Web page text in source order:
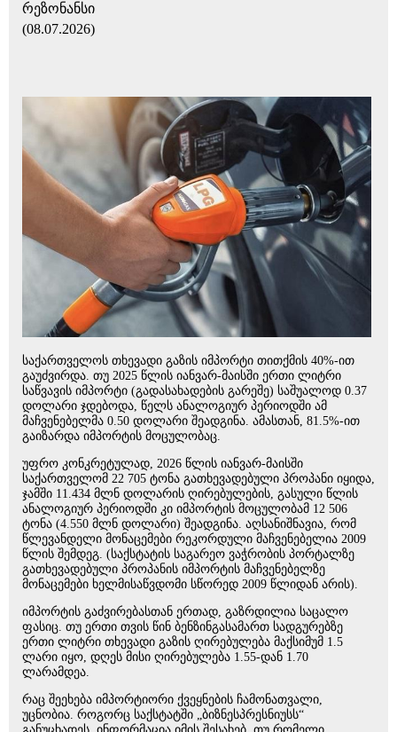
რეზონანსი
(08.07.2026)
საქართველოს თხევადი გაზის იმპორტი თითქმის 40%-ით
გაუძვირდა. თუ 2025 წლის იანვარ-მაისში ერთი ლიტრი
საწვავის იმპორტი (გადასახადების გარეშე) საშუალოდ 0.37
დოლარი ჯდებოდა, წელს ანალოგიურ პერიოდში ამ
მაჩვენებელმა 0.50 დოლარი შეადგინა. ამასთან, 81.5%-ით
გაიზარდა იმპორტის მოცულობაც.
უფრო კონკრეტულად, 2026 წლის იანვარ-მაისში
საქართველომ 22 705 ტონა გათხევადებული პროპანი იყიდა,
ჯამში 11.434 მლნ დოლარის ღირებულების, გასული წლის
ანალოგიურ პერიოდში კი იმპორტის მოცულობამ 12 506
ტონა (4.550 მლნ დოლარი) შეადგინა. აღსანიშნავია, რომ
წლევანდელი მონაცემები რეკორდული მაჩვენებელია 2009
წლის შემდეგ. (საქსტატის საგარეო ვაჭრობის პორტალზე
გათხევადებული პროპანის იმპორტის მაჩვენებელზე
მონაცემები ხელმისაწვდომი სწორედ 2009 წლიდან არის).
იმპორტის გაძვირებასთან ერთად, გაზრდილია საცალო
ფასიც. თუ ერთი თვის წინ ბენზინგასამართ სადგურებზე
ერთი ლიტრი თხევადი გაზის ღირებულება მაქსიმუმ 1.5
ლარი იყო, დღეს მისი ღირებულება 1.55-დან 1.70
ლარამდეა.
რაც შეეხება იმპორტიორი ქვეყნების ჩამონათვალი,
უცნობია. როგორც საქსტატში „ბიზნესპრესნიუსს“